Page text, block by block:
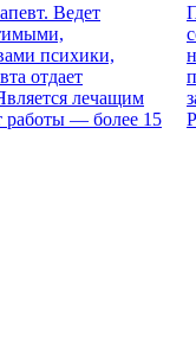
Ведет
психики,
отдает
лечащим
работы — более 15